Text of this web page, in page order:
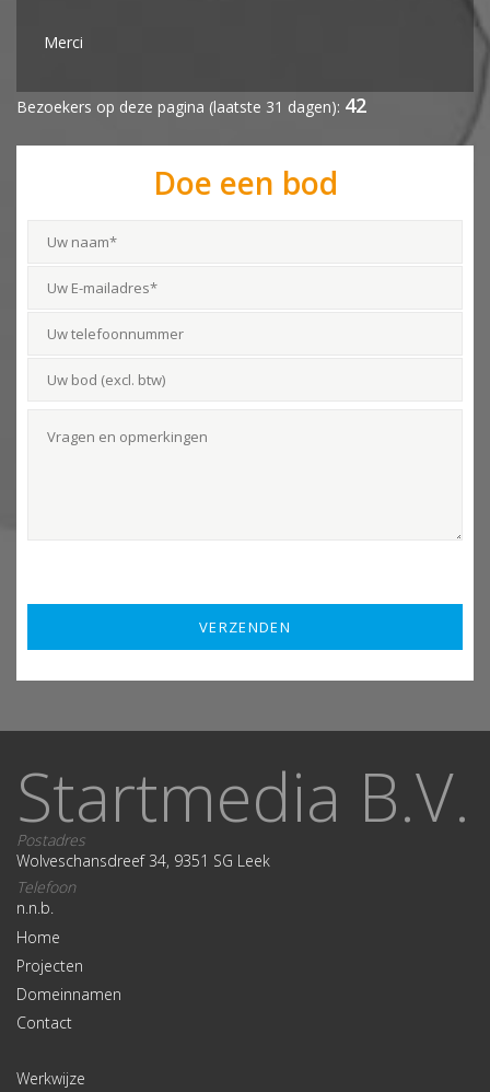
Merci
Bezoekers op deze pagina (laatste 31 dagen): 42
Doe een bod
Startmedia B.V.
Postadres
Wolveschansdreef 34, 9351 SG Leek
Telefoon
n.n.b.
Home
Projecten
Domeinnamen
Contact
Werkwijze